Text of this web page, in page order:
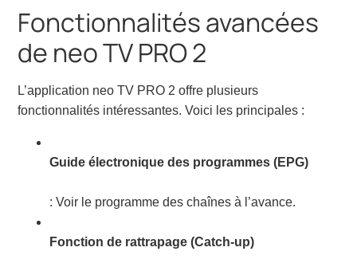
Fonctionnalités avancées
de neo TV PRO 2
L’application neo TV PRO 2 offre plusieurs
fonctionnalités intéressantes. Voici les principales :
Guide électronique des programmes (EPG)
: Voir le programme des chaînes à l’avance.
Fonction de rattrapage (Catch-up)